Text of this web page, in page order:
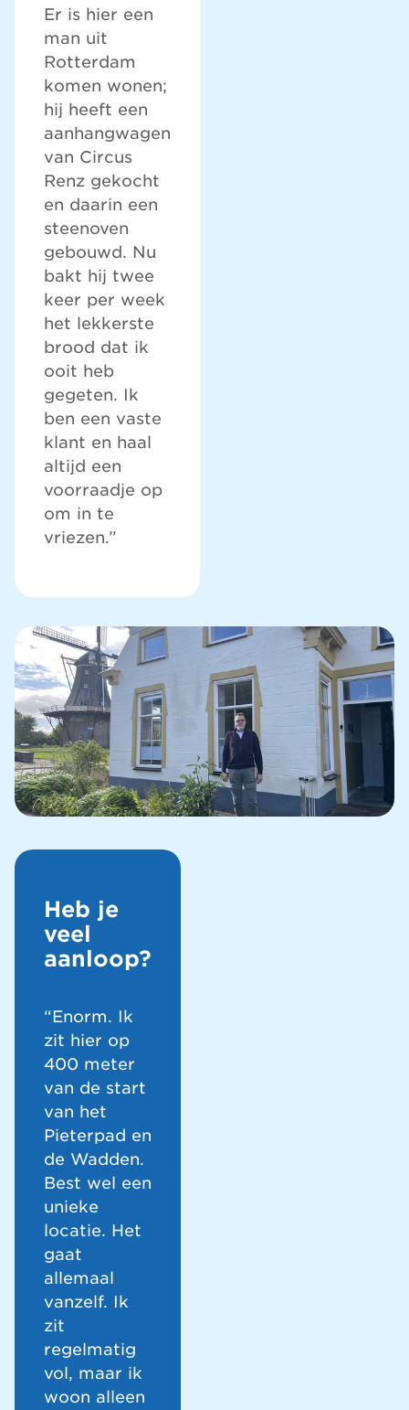
Er is hier een
man uit
Rotterdam
komen wonen;
hij heeft een
aanhangwagen
van Circus
Renz gekocht
en daarin een
steenoven
gebouwd. Nu
bakt hij twee
keer per week
het lekkerste
brood dat ik
ooit heb
gegeten. Ik
ben een vaste
klant en haal
altijd een
voorraadje op
om in te
vriezen.”
Heb je
veel
aanloop?
“Enorm. Ik
zit hier op
400 meter
van de start
van het
Pieterpad en
de Wadden.
Best wel een
unieke
locatie. Het
gaat
allemaal
vanzelf. Ik
zit
regelmatig
vol, maar ik
woon alleen